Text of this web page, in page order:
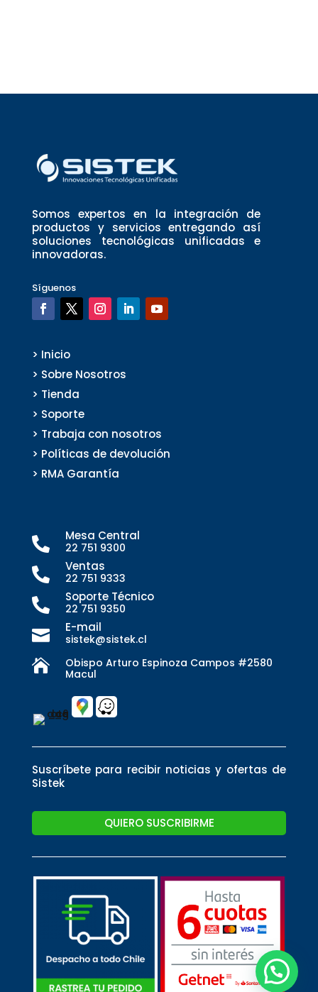
Somos expertos en la integración de
productos y servicios entregando así
soluciones tecnológicas unificadas e
innovadoras.
Síguenos
> Inicio
> Sobre Nosotros
> Tienda
> Soporte
> Trabaja con nosotros
> Políticas de devolución
> RMA Garantía
 Mesa Central
22 751 9300
 Ventas
22 751 9333
 Soporte Técnico
22 751 9350
 E-mail
sistek@sistek.cl

Obispo Arturo Espinoza Campos #2580
Macul
Suscríbete para recibir noticias y ofertas de
Sistek
QUIERO SUSCRIBIRME